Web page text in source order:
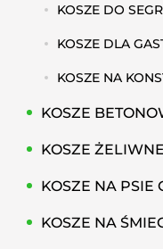
KOSZE DO
KOSZE DLA
KOSZE NA
KOSZE
KOSZE ŻELIWNE
KOSZE NA PSIE
KOSZE NA